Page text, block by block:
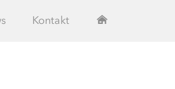
Kontakt